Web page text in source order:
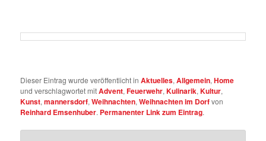
Dieser Eintrag wurde veröffentlicht inAktuelles,Allgemein,Home
und verschlagwortet mitAdvent,Feuerwehr,Kulinarik,Kultur,
Kunst,mannersdorf,Weihnachten,Weihnachten im Dorfvon
Reinhard Emsenhuber. Permanenter Link zum Eintrag.